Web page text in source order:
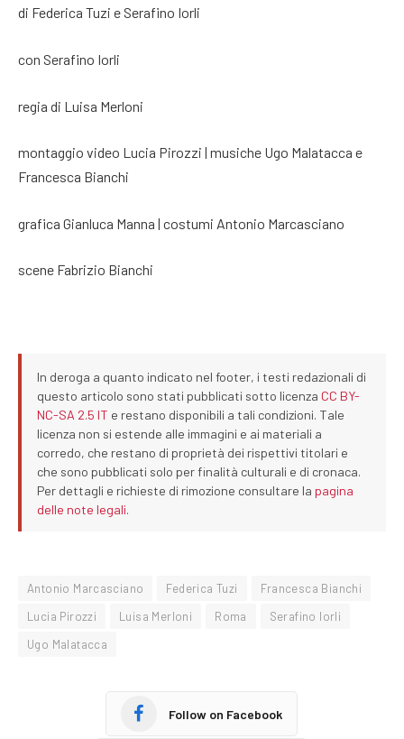
di Federica Tuzi e Serafino Iorli
con Serafino Iorli
regia di Luisa Merloni
montaggio video Lucia Pirozzi | musiche Ugo Malatacca e
Francesca Bianchi
grafica Gianluca Manna | costumi Antonio Marcasciano
scene Fabrizio Bianchi
In deroga a quanto indicato nel footer, i testi redazionali di
questo articolo sono stati pubblicati sotto licenza CC BY-
NC-SA 2.5 IT e restano disponibili a tali condizioni. Tale
licenza non si estende alle immagini e ai materiali a
corredo, che restano di proprietà dei rispettivi titolari e
che sono pubblicati solo per finalità culturali e di cronaca.
Per dettagli e richieste di rimozione consultare la pagina
delle note legali.
Antonio Marcasciano Federica Tuzi
Francesca Bianchi
Lucia Pirozzi
Luisa Merloni Roma
Serafino Iorli
Ugo Malatacca
Follow on Facebook